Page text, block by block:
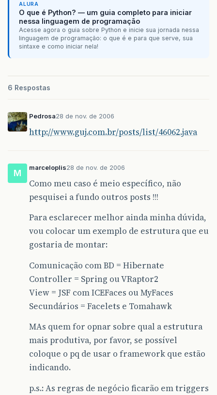
ALURA
O que é Python? — um guia completo para iniciar
nessa linguagem de programação
Acesse agora o guia sobre Python e inicie sua jornada nessa
linguagem de programação: o que é e para que serve, sua
sintaxe e como iniciar nela!
6 Respostas
Pedrosa28 de nov. de 2006
http://www.guj.com.br/posts/list/46062.java
M
marceloplis28 de nov. de 2006
Como meu caso é meio específico, não
pesquisei a fundo outros posts !!!
Para esclarecer melhor ainda minha dúvida,
vou colocar um exemplo de estrutura que eu
gostaria de montar:
Comunicação com BD = Hibernate
Controller = Spring ou VRaptor2
View = JSF com ICEFaces ou MyFaces
Secundários = Facelets e Tomahawk
MAs quem for opnar sobre qual a estrutura
mais produtiva, por favor, se possível
coloque o pq de usar o framework que estão
indicando.
p.s.: As regras de negócio ficarão em triggers